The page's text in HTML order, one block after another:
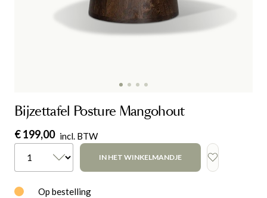
Bijzettafel Posture Mangohout
€ 199,00 incl. BTW
IN HET WINKELMANDJE
Op bestelling